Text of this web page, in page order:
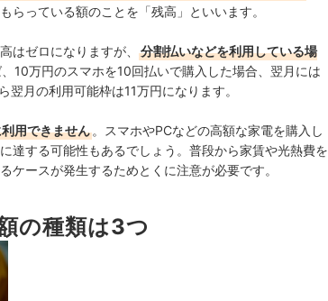
っている額のことを「残高」といいます。
はゼロになりますが、
分割払いなどを利用している場
10万円のスマホを10回払いで購入した場合、翌月には
月の利用可能枠は11万円になります。
用できません 。スマホやPCなどの高額な家電を購入し
達する可能性もあるでしょう。普段から家賃や光熱費を
ケースが発生するためとくに注意が必要です。
の種類は3つ